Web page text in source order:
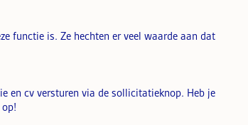
functie is. Ze hechten er veel waarde aan dat
en cv versturen via de sollicitatieknop. Heb je